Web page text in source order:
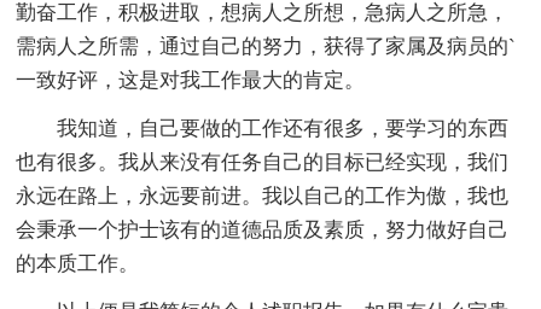
勤奋工作，积极进取，想病人之所想，急病人之所急，
需病人之所需，通过自己的努力，获得了家属及病员的`
一致好评，这是对我工作最大的肯定。
我知道，自己要做的工作还有很多，要学习的东西
也有很多。我从来没有任务自己的目标已经实现，我们
永远在路上，永远要前进。我以自己的工作为傲，我也
会秉承一个护士该有的道德品质及素质，努力做好自己
的本质工作。